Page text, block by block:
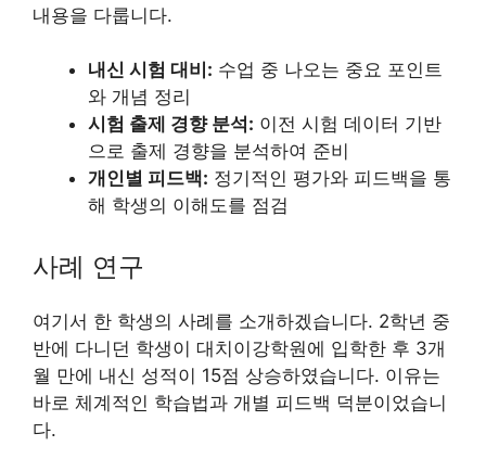
내용을 다룹니다.
내신 시험 대비: 수업 중 나오는 중요 포인트
와 개념 정리
시험 출제 경향 분석: 이전 시험 데이터 기반
으로 출제 경향을 분석하여 준비
개인별 피드백: 정기적인 평가와 피드백을 통
해 학생의 이해도를 점검
사례 연구
여기서 한 학생의 사례를 소개하겠습니다. 2학년 중
반에 다니던 학생이 대치이강학원에 입학한 후 3개
월 만에 내신 성적이 15점 상승하였습니다. 이유는
바로 체계적인 학습법과 개별 피드백 덕분이었습니
다.